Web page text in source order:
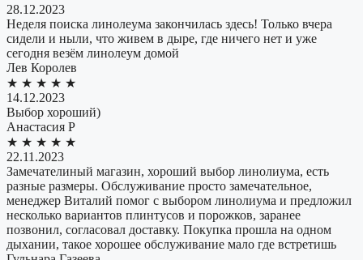
28.12.2023
Неделя поиска линолеума закончилась здесь! Только вчера
сидели и ныли, что живем в дыре, где ничего нет и уже
сегодня везём линолеум домой
Лев Королев
★ ★ ★ ★ ★
14.12.2023
Выбор хороший)
Анастасия Р
★ ★ ★ ★ ★
22.11.2023
Замечателиный магазин, хороший выбор линолиума, есть
разные размеры. Обслуживание просто замечательное,
менеджер Виталий помог с выбором линолиума и предложил
несколько вариантов плинтусов и порожков, заранее
позвонил, согласовал доставку. Покупка прошла на одном
дыхании, такое хорошее обслуживание мало где встретишь